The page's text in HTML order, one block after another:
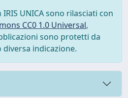
UNICA sono rilasciati con
CC0 1.0 Universal,
sono protetti da
indicazione.